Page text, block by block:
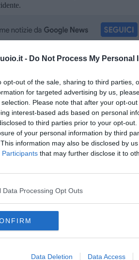
- Do Not Process My Personal
opt-out of the sale, sharing to third parties,
for targeted advertising by us,
Please note that after your opt-
interest-based ads based on personal
to third parties prior to your opt-
of your personal information by third
information may also be disclosed by
Participants that may further disclose it to
Data Processing Opt Outs
Data Deletion Data Access
iscriviti alla
nella tua casella di posta.
notte